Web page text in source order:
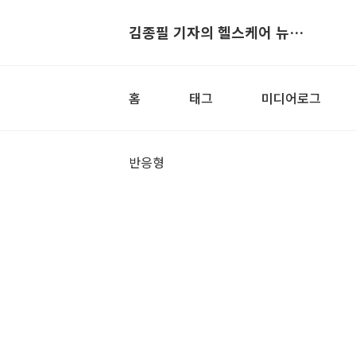
김종필 기자의 헬스케어 뉴스▶
홈 태그 미디어로그
반응형